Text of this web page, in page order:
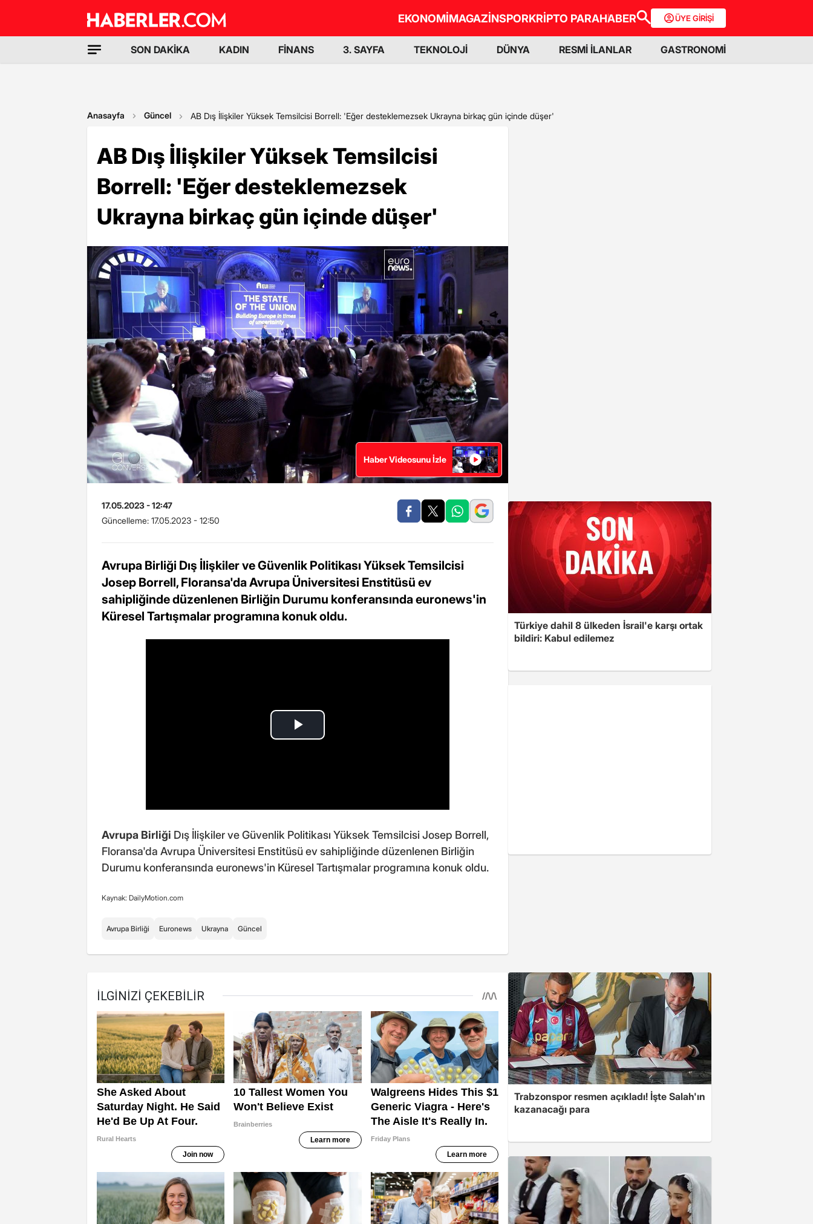
EKONOMİMAGAZİNSPORKRİPTO PARAHABER ÜYE GİRİŞİ
SON DAKİKA KADIN FİNANS 3. SAYFA TEKNOLOJİ DÜNYA RESMİ İLANLAR GASTRONOMİ
Anasayfa Güncel AB Dış İlişkiler Yüksek Temsilcisi Borrell: 'Eğer desteklemezsek Ukrayna birkaç gün içinde düşer'
AB Dış İlişkiler Yüksek Temsilcisi
Borrell: 'Eğer desteklemezsek
Ukrayna birkaç gün içinde düşer'
Haber Videosunu İzle
17.05.2023 - 12:47
Güncelleme: 17.05.2023 - 12:50
Avrupa Birliği Dış İlişkiler ve Güvenlik Politikası Yüksek Temsilcisi
Josep Borrell, Floransa'da Avrupa Üniversitesi Enstitüsü ev
sahipliğinde düzenlenen Birliğin Durumu konferansında euronews'in
Küresel Tartışmalar programına konuk oldu.
Avrupa Birliği Dış İlişkiler ve Güvenlik Politikası Yüksek Temsilcisi Josep Borrell,
Floransa'da Avrupa Üniversitesi Enstitüsü ev sahipliğinde düzenlenen Birliğin
Durumu konferansında euronews'in Küresel Tartışmalar programına konuk oldu.
Kaynak: DailyMotion.com
Avrupa Birliği Euronews Ukrayna Güncel
Türkiye dahil 8 ülkeden İsrail'e karşı ortak
bildiri: Kabul edilemez
Trabzonspor resmen açıkladı! İşte Salah'ın
kazanacağı para